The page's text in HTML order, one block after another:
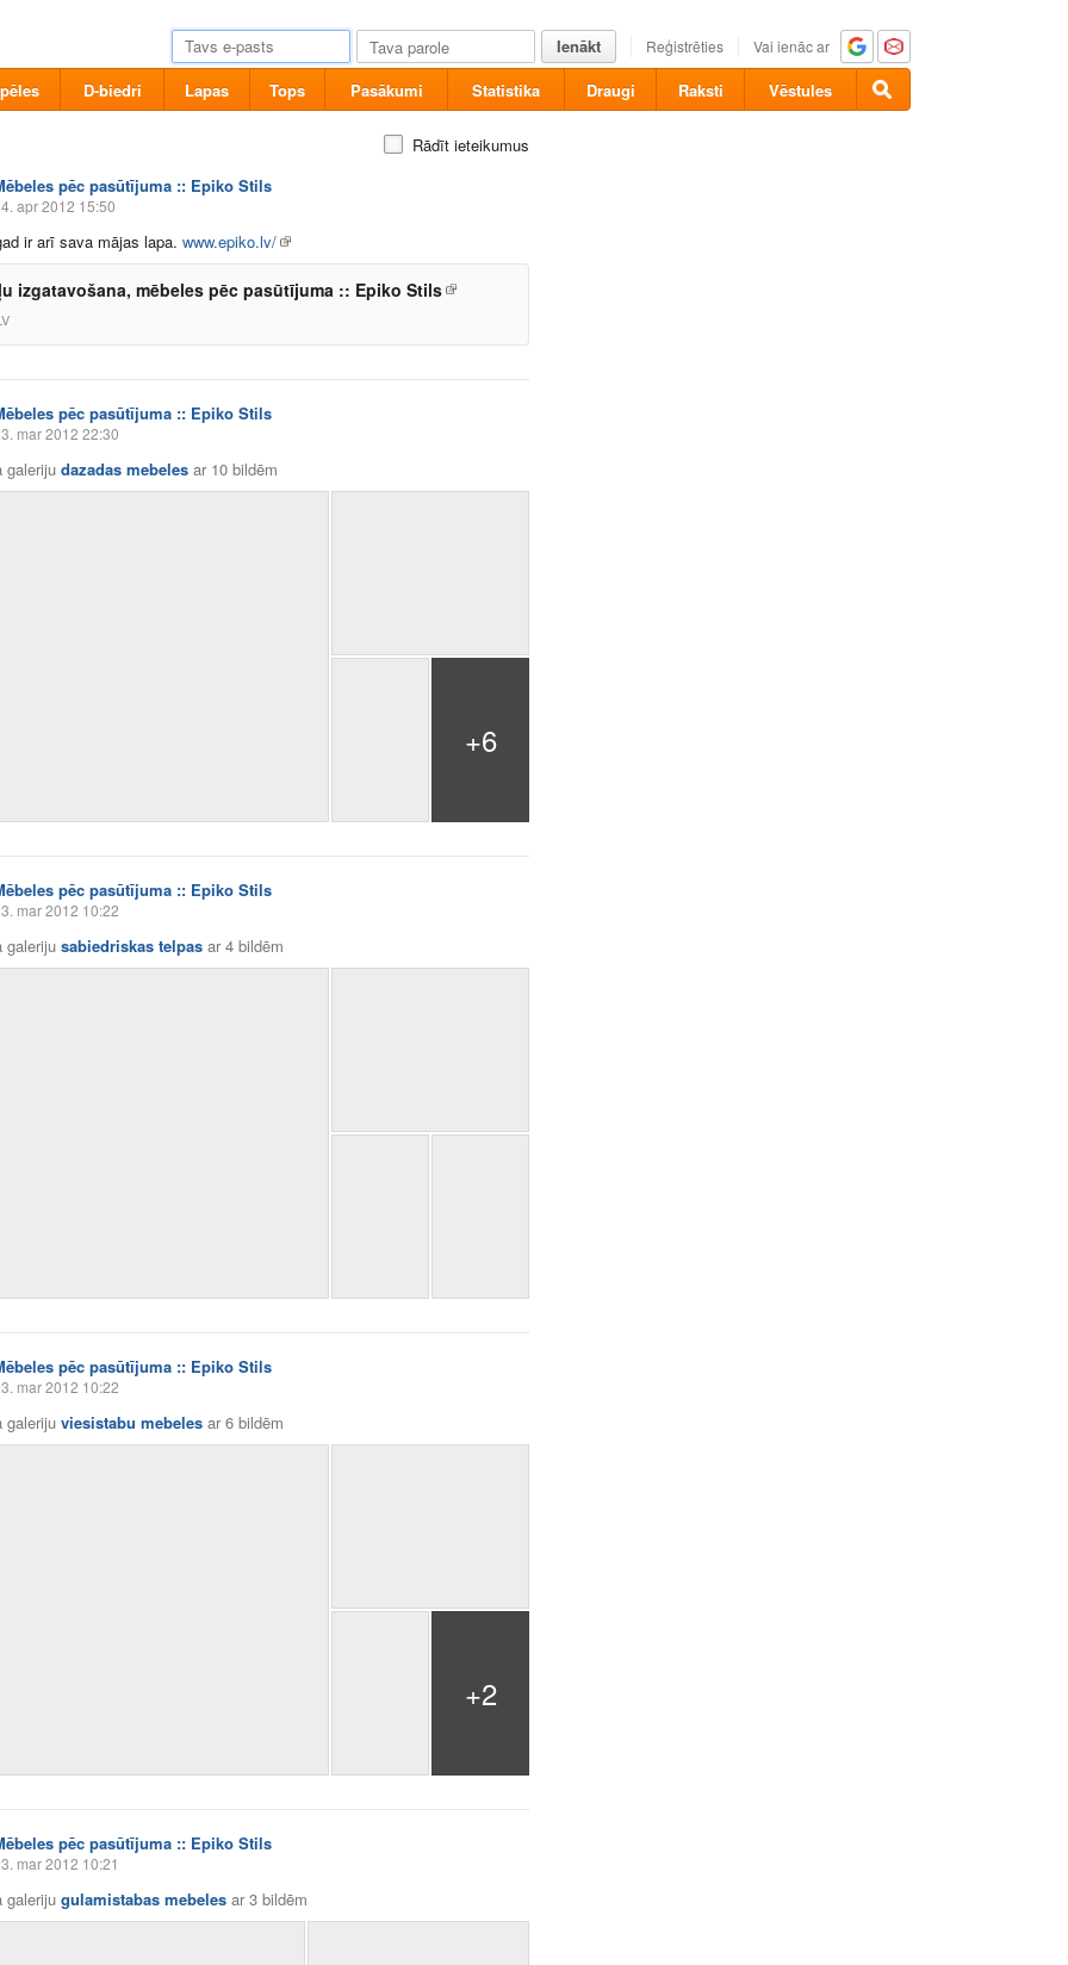
Ienākt Reģistrēties Vai ienāc ar
D-biedri Lapas Tops Pasākumi Statistika Draugi Raksti Vēstules
Rādīt ieteikumus
pēc pasūtījuma :: Epiko Stils
apr 2012 15:50
ir arī sava mājas lapa. www.epiko.lv/
izgatavošana, mēbeles pēc pasūtījuma :: Epiko Stils
pēc pasūtījuma :: Epiko Stils
mar 2012 22:30
galeriju dazadas mebeles ar 10 bildēm
+6
pēc pasūtījuma :: Epiko Stils
mar 2012 10:22
galeriju sabiedriskas telpas ar4 bildēm
pēc pasūtījuma :: Epiko Stils
mar 2012 10:22
galeriju viesistabu mebeles ar6 bildēm
+2
pēc pasūtījuma :: Epiko Stils
mar 2012 10:21
galeriju gulamistabas mebeles ar3 bildēm